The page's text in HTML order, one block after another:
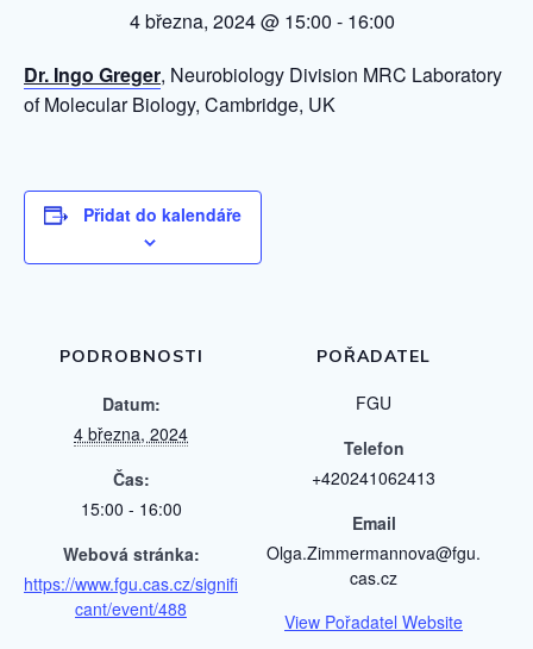
4 března, 2024 @ 15:00 - 16:00
Dr. Ingo Greger, Neurobiology Division MRC Laboratory
of Molecular Biology, Cambridge, UK
Přidat do kalendáře
PODROBNOSTI
Datum:
4 března, 2024
Čas:
15:00 - 16:00
Webová stránka:
https://www.fgu.cas.cz/signifi
cant/event/488
POŘADATEL
FGU
Telefon
+420241062413
Email
Olga.Zimmermannova@fgu.
cas.cz
View Pořadatel Website